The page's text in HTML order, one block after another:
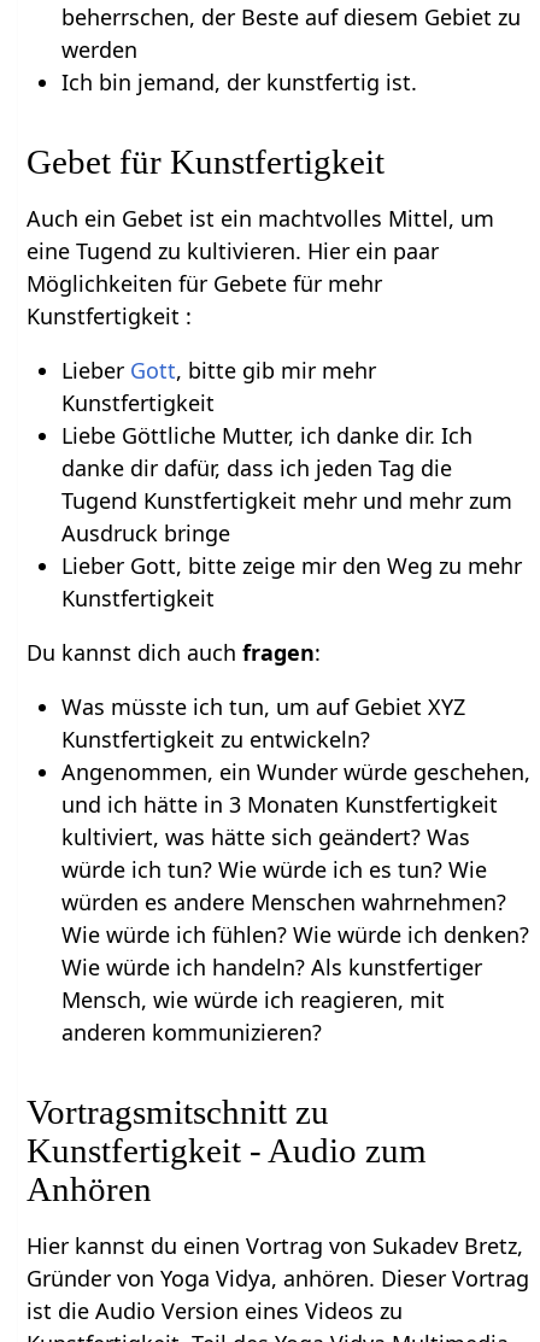
beherrschen, der Beste auf diesem Gebiet zu
werden
Ich bin jemand, der kunstfertig ist.
Gebet für Kunstfertigkeit
Auch ein Gebet ist ein machtvolles Mittel, um
eine Tugend zu kultivieren. Hier ein paar
Möglichkeiten für Gebete für mehr
Kunstfertigkeit :
Lieber Gott, bitte gib mir mehr
Kunstfertigkeit
Liebe Göttliche Mutter, ich danke dir. Ich
danke dir dafür, dass ich jeden Tag die
Tugend Kunstfertigkeit mehr und mehr zum
Ausdruck bringe
Lieber Gott, bitte zeige mir den Weg zu mehr
Kunstfertigkeit
Du kannst dich auchfragen:
Was müsste ich tun, um auf Gebiet XYZ
Kunstfertigkeit zu entwickeln?
Angenommen, ein Wunder würde geschehen,
und ich hätte in 3 Monaten Kunstfertigkeit
kultiviert, was hätte sich geändert? Was
würde ich tun? Wie würde ich es tun? Wie
würden es andere Menschen wahrnehmen?
Wie würde ich fühlen? Wie würde ich denken?
Wie würde ich handeln? Als kunstfertiger
Mensch, wie würde ich reagieren, mit
anderen kommunizieren?
Vortragsmitschnitt zu
Kunstfertigkeit - Audio zum
Anhören
Hier kannst du einen Vortrag von Sukadev Bretz,
Gründer von Yoga Vidya, anhören. Dieser Vortrag
ist die Audio Version eines Videos zu